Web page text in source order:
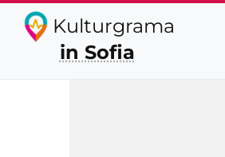
Kulturgrama
in Sofia